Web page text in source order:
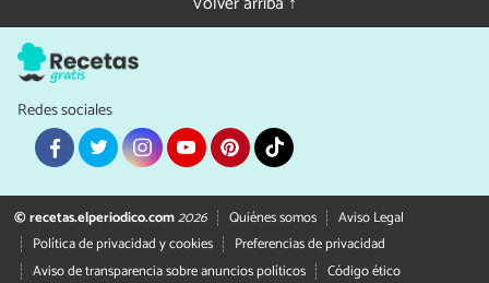
Redes sociales
© recetas.elperiodico.com2026 Quiénes somos
Aviso Legal
Política de privacidad y cookies
Preferencias de privacidad
Aviso de transparencia sobre anuncios políticos
Código ético